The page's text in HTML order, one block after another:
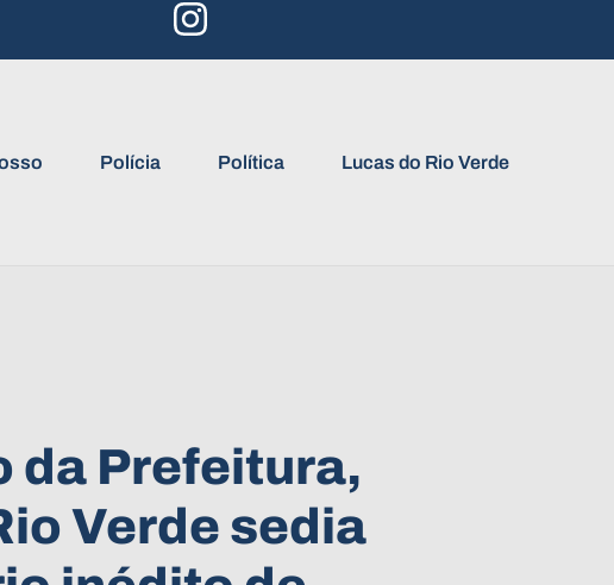
Polícia Política Lucas do Rio Verde
da Prefeitura,
Verde sedia